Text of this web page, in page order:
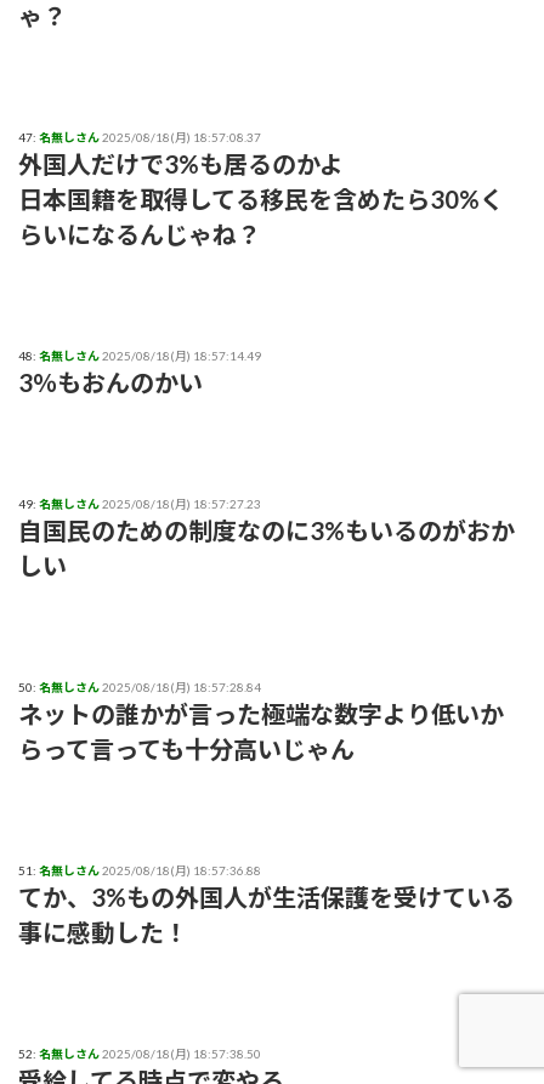
ゃ？
47: 名無しさん2025/08/18(月) 18:57:08.37
外国人だけで3%も居るのかよ
日本国籍を取得してる移民を含めたら30%く
らいになるんじゃね？
48: 名無しさん2025/08/18(月) 18:57:14.49
3％もおんのかい
49: 名無しさん2025/08/18(月) 18:57:27.23
自国民のための制度なのに3%もいるのがおか
しい
50: 名無しさん2025/08/18(月) 18:57:28.84
ネットの誰かが言った極端な数字より低いか
らって言っても十分高いじゃん
51: 名無しさん2025/08/18(月) 18:57:36.88
てか、3%もの外国人が生活保護を受けている
事に感動した！
52: 名無しさん2025/08/18(月) 18:57:38.50